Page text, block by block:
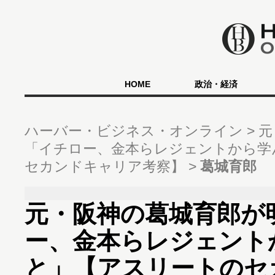
HOME 政治・経済
ハーバー・ビジネス・オンライン
「イチロー、金本らレジェントから
セカンドキャリア考察】
葛城育郎
元・阪神の葛城育郎
ー、金本らレジェン
と」【アスリートの